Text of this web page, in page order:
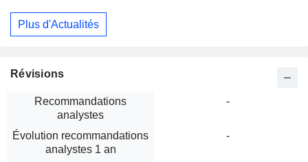
Plus d'Actualités
Révisions
Recommandations
analystes
-
Évolution recommandations
analystes 1 an
-